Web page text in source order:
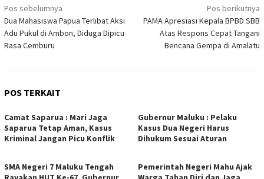
Navigasi
pos
Pos sebelumnya
Dua Mahasiswa Papua Terlibat Aksi
Adu Pukul di Ambon, Diduga Dipicu
Rasa Cemburu
Pos berikutnya
PAMA Apresiasi Kepala BPBD SBB
Atas Respons Cepat Tangani
Bencana Gempa di Amalatu
POS TERKAIT
Camat Saparua : Mari Jaga
Saparua Tetap Aman, Kasus
Kriminal Jangan Picu Konflik
Gubernur Maluku : Pelaku
Kasus Dua Negeri Harus
Dihukum Sesuai Aturan
SMA Negeri 7 Maluku Tengah
Pemerintah Negeri Mahu Ajak